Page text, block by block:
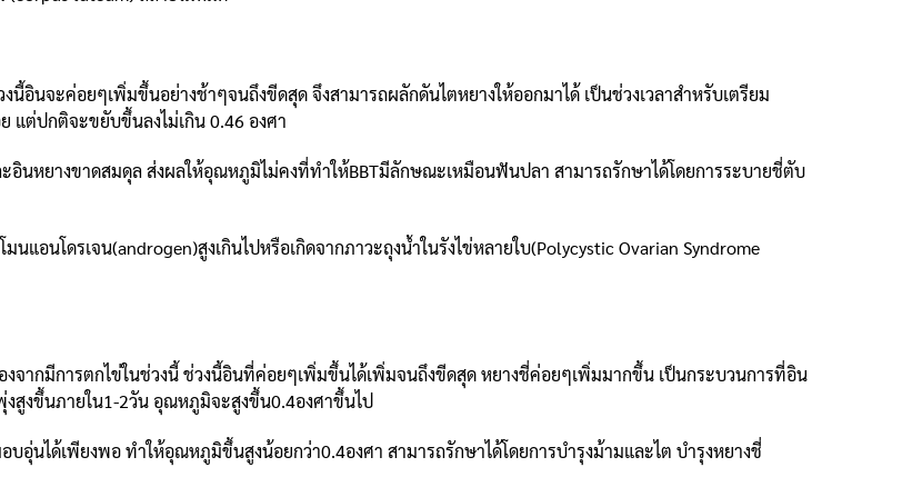
นจะค่อยๆเพิ่มขึ้นอย่างช้าๆจนถึงขีดสุด จึงสามารถผลักดันไตหยางให้ออกมาได้ เป็นช่วงเวลาสำหรับเตรียม
แต่ปกติจะขยับขึ้นลงไม่เกิน 0.46 องศา
ยางขาดสมดุล ส่งผลให้อุณหภูมิไม่คงที่ทำให้BBTมีลักษณะเหมือนฟันปลา สามารถรักษาได้โดยการระบายชี่ตับ
นโดรเจน(androgen)สูงเกินไปหรือเกิดจากภาวะถุงน้ำในรังไข่หลายใบ(Polycystic Ovarian Syndrome
กมีการตกไข่ในช่วงนี้ ช่วงนี้อินที่ค่อยๆเพิ่มขึ้นได้เพิ่มจนถึงขีดสุด หยางชี่ค่อยๆเพิ่มมากขึ้น เป็นกระบวนการที่อิน
งสูงขึ้นภายใน1-2วัน อุณหภูมิจะสูงขึ้น0.4องศาขึ้นไป
ได้เพียงพอ ทำให้อุณหภูมิขึ้นสูงน้อยกว่า0.4องศา สามารถรักษาได้โดยการบำรุงม้ามและไต บำรุงหยางชี่